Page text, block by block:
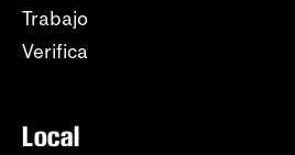
Trabajo
Verifica
Local